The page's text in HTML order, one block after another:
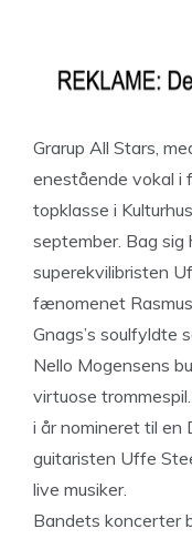
Grarup All Stars,
enestående vokal i
topklasse i
september. Bag sig
superekvilibristen
fænomenet
Gnags’s soulfyldte
Nello Mogensens
virtuose
i år nomineret til en
guitaristen Uffe
live musiker.
Bandets koncerter